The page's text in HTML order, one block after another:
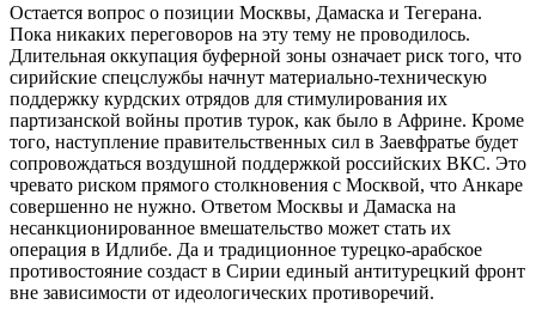
Остается вопрос о позиции Москвы, Дамаска и Тегерана.
Пока никаких переговоров на эту тему не проводилось.
Длительная оккупация буферной зоны означает риск того, что
сирийские спецслужбы начнут материально-техническую
поддержку курдских отрядов для стимулирования их
партизанской войны против турок, как было в Африне. Кроме
того, наступление правительственных сил в Заевфратье будет
сопровождаться воздушной поддержкой российских ВКС. Это
чревато риском прямого столкновения с Москвой, что Анкаре
совершенно не нужно. Ответом Москвы и Дамаска на
несанкционированное вмешательство может стать их
операция в Идлибе. Да и традиционное турецко-арабское
противостояние создаст в Сирии единый антитурецкий фронт
вне зависимости от идеологических противоречий.